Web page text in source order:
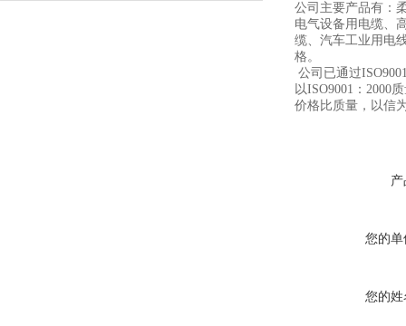
公司主要产品有：
电气设备用电缆、
缆、汽车工业用电
格。
公司已通过
以ISO9001：2000
价格比质量，以信
您的单
您的姓